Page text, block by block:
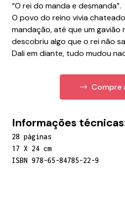
“O rei do manda e desmanda”.
O povo do reino vivia
mandação, até que um gavião
descobriu algo que o rei não
Dali em diante, tudo mudou
Compre
Informações
28 páginas
17 X 24 cm
ISBN 978-65-84785-22-9